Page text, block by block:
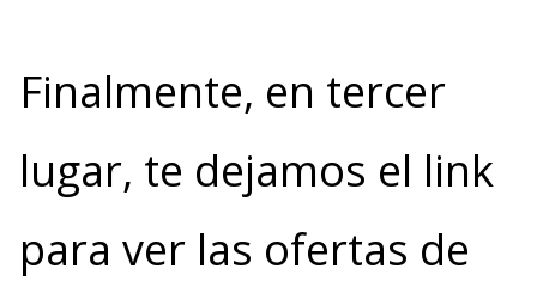
Finalmente, en tercer
lugar, te dejamos el link
para ver las ofertas de